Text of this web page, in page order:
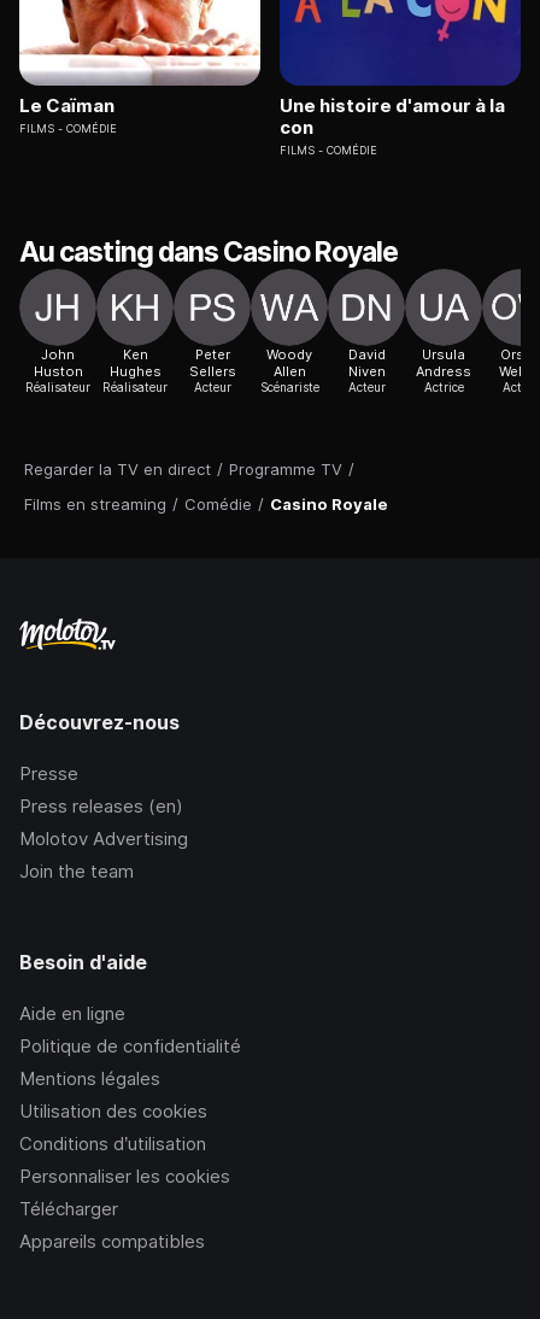
Regarder la TV en direct / Programme TV /
Films en streaming / Comédie / Casino Royale
Le Caïman
FILMS COMÉDIE
Une histoire d'amour à la
con
FILMS COMÉDIE
Au casting dans Casino Royale
John
Huston
Réalisateur
Ken
Hughes
Réalisateur
Peter
Sellers
Acteur
Woody
Allen
Scénariste
David
Niven
Acteur
Ursula
Andress
Actrice Acteur
Découvrez-nous
Presse
Press releases (en)
Molotov Advertising
Join the team
Besoin d'aide
Aide en ligne
Politique de confidentialité
Mentions légales
Utilisation des cookies
Conditions d’utilisation
Personnaliser les cookies
Télécharger
Appareils compatibles